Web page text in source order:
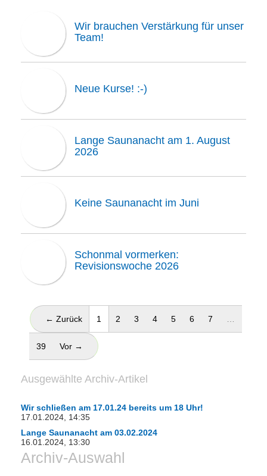
Wir brauchen Verstärkung für unser
Team!
Neue Kurse! :-)
Lange Saunanacht am 1. August
2026
Keine Saunanacht im Juni
Schonmal vormerken:
Revisionswoche 2026
← Zurück 1 (aktuell)
2 3 4 5 6 7
39 Vor →
Ausgewählte Archiv-Artikel
Wir schließen am 17.01.24 bereits um 18 Uhr!
17.01.2024, 14:35
Lange Saunanacht am 03.02.2024
16.01.2024, 13:30
Archiv-Auswahl